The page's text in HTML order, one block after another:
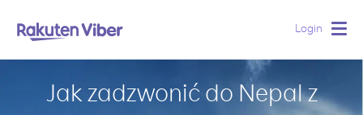
Login
Jak zadzwonić do Nepal z